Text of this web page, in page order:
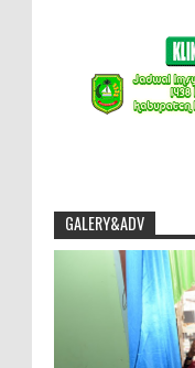
GALERY&ADV